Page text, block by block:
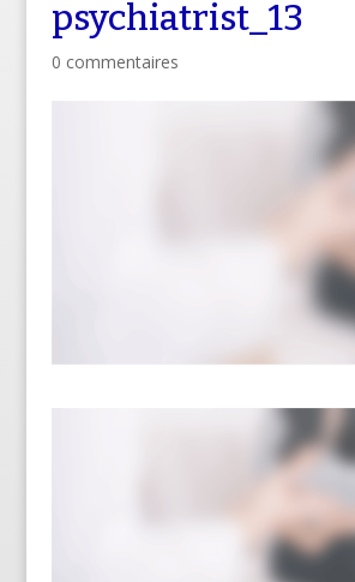
psychiatrist_13
0 commentaires